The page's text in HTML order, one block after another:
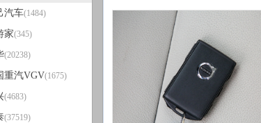
汽车(1484)
家(345)
(20238)
重汽VGV(1675)
(4683)
(37519)